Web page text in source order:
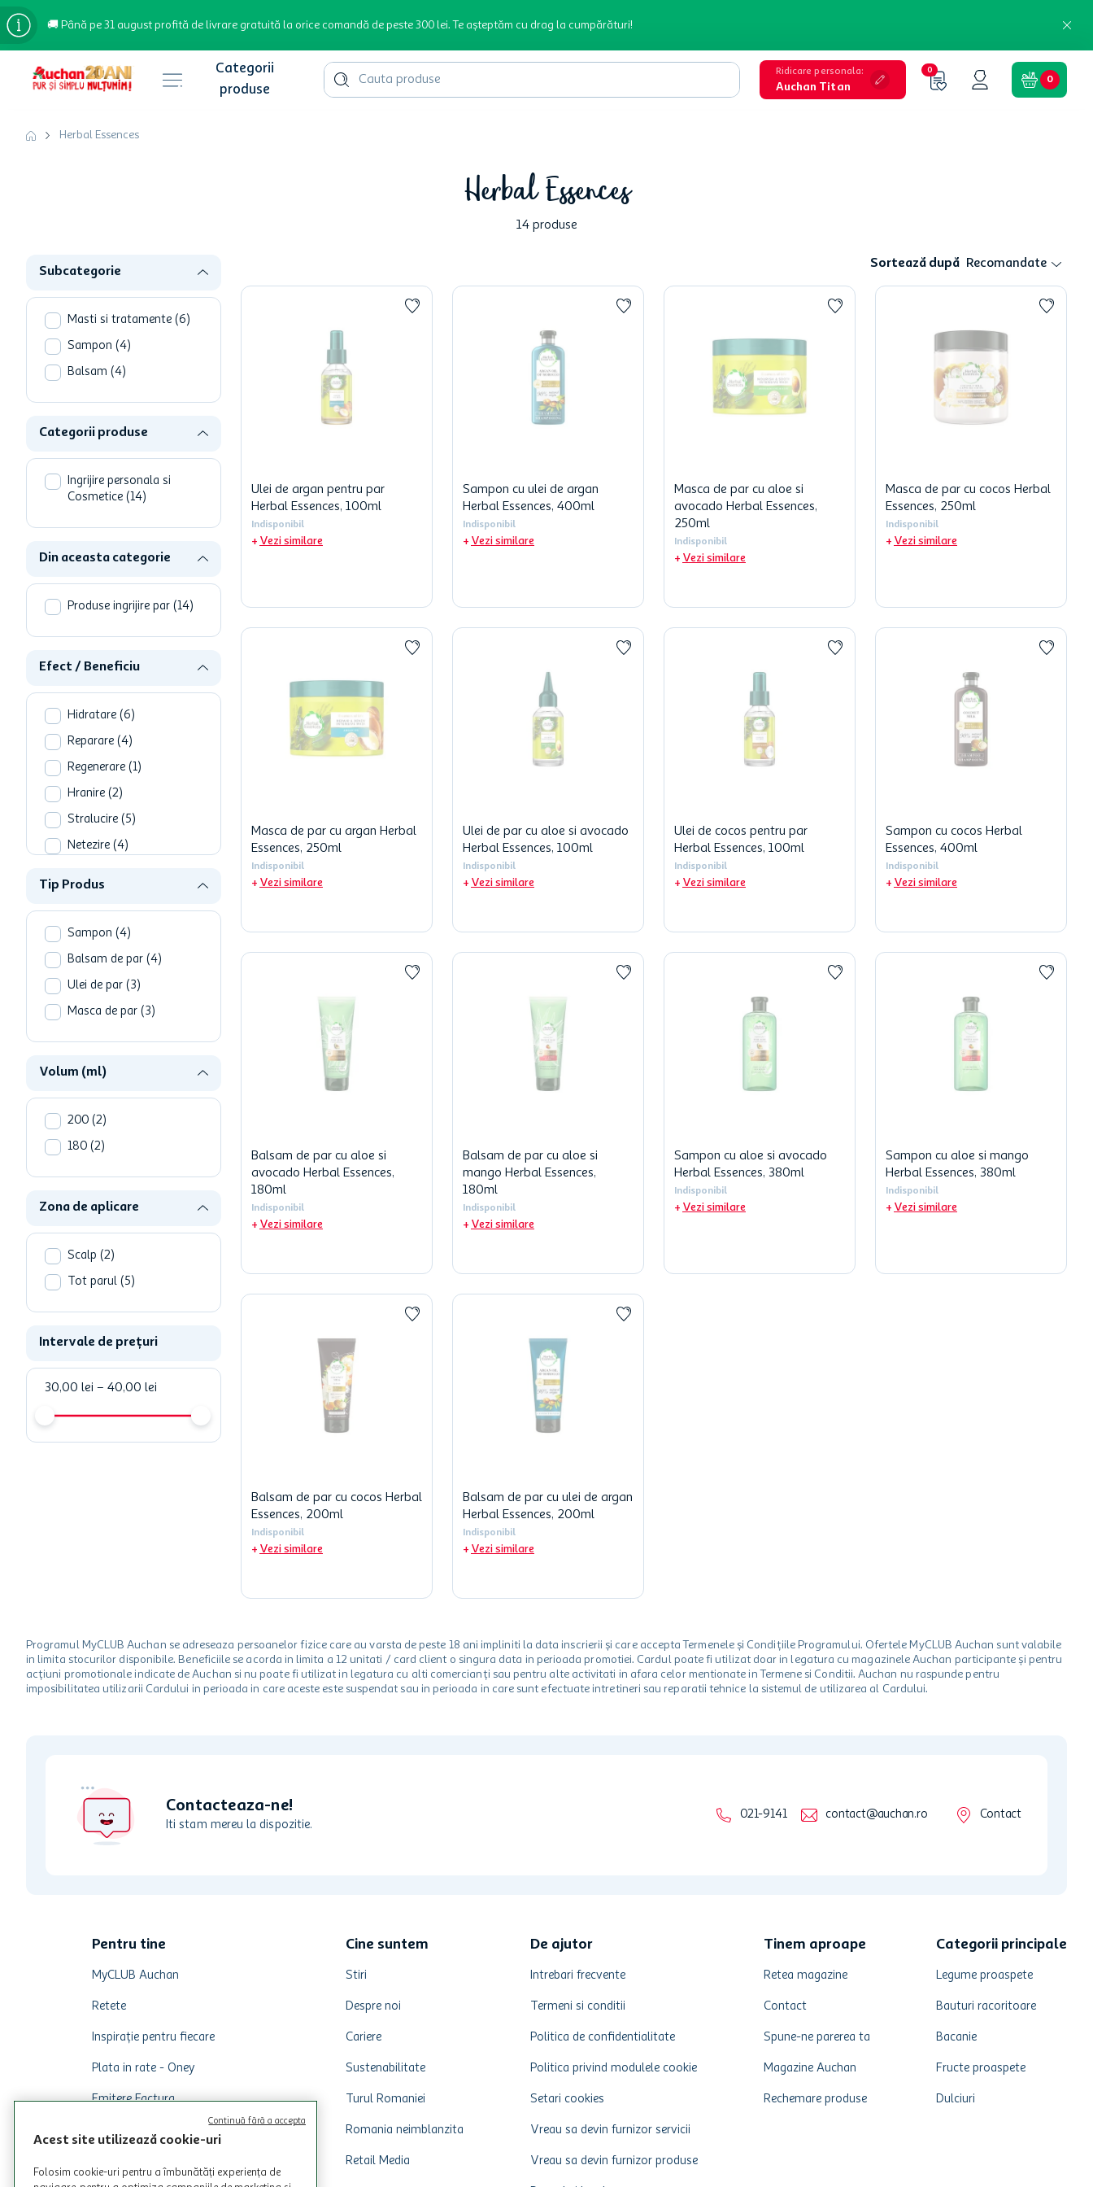
🚚 Până pe 31 august profită de livrare gratuită la orice comandă de peste 300 lei. Te așteptăm cu drag la cumpărături!
Cauta produse
ciocolata
Ridicare personala:
Auchan Titan
0
0
Herbal Essences
Herbal Essences
14 produse
Subcategorie
Masti si tratamente (6 )
Sampon (4)
Balsam (4)
Categorii produse
Ingrijire personala si
Cosmetice (14)
Din aceasta categorie
Produse ingrijire par (14)
Efect / Beneficiu
Hidratare (6 )
Reparare (4)
Regenerare (1)
Hranire (2)
Stralucire ( 5 )
Netezire (4)
Protectie termica
(
Vezi mai mult
Tip Produs
Sampon (4)
Balsam de par (4)
Ulei de par ( 3 )
Masca de par ( 3 )
Volum (ml)
200 (2)
180 (2)
Zona de aplicare
Scalp (2)
Tot parul ( 5 )
Intervale de prețuri
30,00 lei – 40,00 lei
Sortează după Recomandate
Ulei de argan pentru par
Herbal Essences, 100ml
Indisponibil
Vezi similare
Sampon cu ulei de argan
Herbal Essences, 400ml
Indisponibil
Vezi similare
Masca de par cu aloe si
avocado Herbal Essences,
250ml
Indisponibil
Vezi similare
Masca de par cu cocos Herbal
Essences, 250ml
Indisponibil
Vezi similare
Masca de par cu argan Herbal
Essences, 250ml
Indisponibil
Vezi similare
Ulei de par cu aloe si avocado
Herbal Essences, 100ml
Indisponibil
Vezi similare
Ulei de cocos pentru par
Herbal Essences, 100ml
Indisponibil
Vezi similare
Sampon cu cocos Herbal
Essences, 400ml
Indisponibil
Vezi similare
Balsam de par cu aloe si
avocado Herbal Essences,
180ml
Indisponibil
Vezi similare
Balsam de par cu aloe si
mango Herbal Essences,
180ml
Indisponibil
Vezi similare
Sampon cu aloe si avocado
Herbal Essences, 380ml
Indisponibil
Vezi similare
Sampon cu aloe si mango
Herbal Essences, 380ml
Indisponibil
Vezi similare
Balsam de par cu cocos Herbal
Essences, 200ml
Indisponibil
Vezi similare
Balsam de par cu ulei de argan
Herbal Essences, 200ml
Indisponibil
Vezi similare
Programul MyCLUB Auchan se adreseaza persoanelor fizice care au varsta de peste 18 ani impliniti la data inscrierii și care accepta Termenele și Condițiile Programului. Ofertele MyCLUB Auchan sunt valabile
in limita stocurilor disponibile. Beneficiile se acorda in limita a 12 unitati / card client o singura data in perioada promotiei. Cardul poate fi utilizat doar in legatura cu magazinele Auchan participante și pentru
acțiuni promotionale indicate de Auchan si nu poate fi utilizat in legatura cu alti comercianți sau pentru alte activitati in afara celor mentionate in Termene si Conditii. Auchan nu raspunde pentru
imposibilitatea utilizarii Cardului in perioada in care aceste este suspendat sau in perioada in care sunt efectuate intretineri sau reparatii tehnice la sistemul de utilizarea al Cardului.
Contacteaza-ne!
Iti stam mereu la dispozitie.
021-9141 contact@auchan.ro Contact
Pentru tine
MyCLUB Auchan
Retete
Inspirație pentru fiecare
Plata in rate - Oney
Emitere Factura
Cine suntem
Stiri
Despre noi
Cariere
Sustenabilitate
Turul Romaniei
Romania neimblanzita
Retail Media
De ajutor
Intrebari frecvente
Termeni si conditii
Politica de confidentialitate
Politica privind modulele cookie
Setari cookies
Vreau sa devin furnizor servicii
Vreau sa devin furnizor produse
Tinem aproape
Retea magazine
Contact
Spune-ne parerea ta
Magazine Auchan
Rechemare produse
Categorii principale
Legume proaspete
Bauturi racoritoare
Bacanie
Fructe proaspete
Dulciuri
Acest site utilizează cookie-uri
Folosim cookie-uri pentru a îmbunătăți experiența de
Continuă fără a accepta